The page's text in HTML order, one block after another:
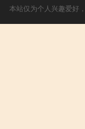
本站仅为个人兴趣爱好